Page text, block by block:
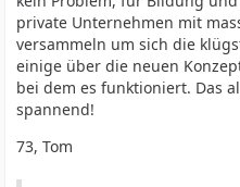
private Unternehmen mit
versammeln um sich die
einige über die neuen
bei dem es funktioniert. Das
spannend!
73, Tom